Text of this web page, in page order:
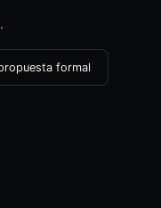
formal